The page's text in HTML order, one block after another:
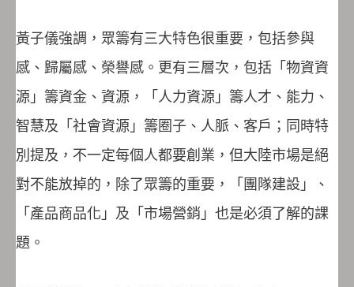
黃子儀強調，眾籌有三大特色很重要，包括參與
感、歸屬感、榮譽感。更有三層次，包括「物資資
源」籌資金、資源，「人力資源」籌人才、能力、
智慧及「社會資源」籌圈子、人脈、客戶；同時特
別提及，不一定每個人都要創業，但大陸市場是絕
對不能放掉的，除了眾籌的重要，「團隊建設」、
「產品商品化」及「市場營銷」也是必須了解的課
題。